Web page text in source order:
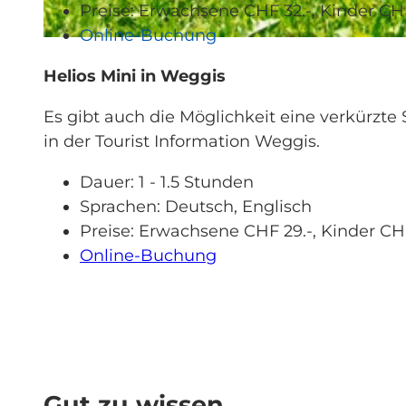
CC-BY-NC-ND
Preise: Erwachsene CHF 32.-, Kinder
Online-Buchung
Helios Mini in Weggis
Es gibt auch die Möglichkeit eine
in der Tourist Information Weggis.
Dauer: 1 - 1.5 Stunden
Sprachen: Deutsch, Englisch
Preise: Erwachsene CHF 29.-, Kinder
Online-Buchung